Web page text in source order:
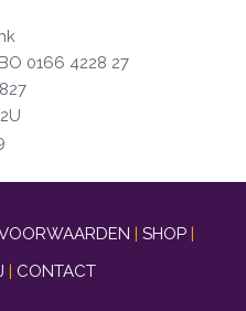
0166 4228 27
| SHOP |
| CONTACT